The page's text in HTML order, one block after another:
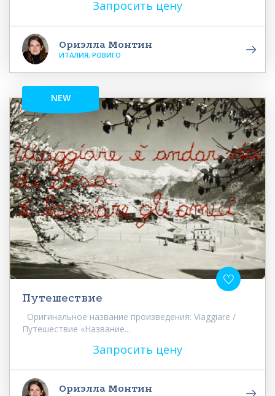
Запросить цену
Ориэлла Монтин
ИТАЛИЯ, РОВИГО
NEW
Путешествие
Оригинальное название произведения: Viaggiare /
Путешествие «Название...
Запросить цену
Ориэлла Монтин